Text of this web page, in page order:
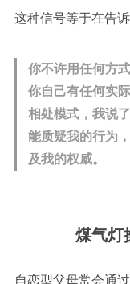
这种信号等于在告
你不许用任何方
你自己有任何实
相处模式，我说
能质疑我的行为
及我的权威。
煤气灯
自恋型父母常会通